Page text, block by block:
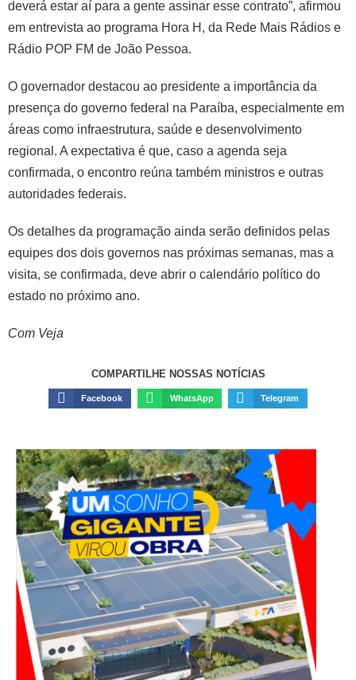
deverá estar aí para a gente assinar esse contrato”, afirmou
em entrevista ao programa Hora H, da Rede Mais Rádios e
Rádio POP FM de João Pessoa.
O governador destacou ao presidente a importância da
presença do governo federal na Paraíba, especialmente em
áreas como infraestrutura, saúde e desenvolvimento
regional. A expectativa é que, caso a agenda seja
confirmada, o encontro reúna também ministros e outras
autoridades federais.
Os detalhes da programação ainda serão definidos pelas
equipes dos dois governos nas próximas semanas, mas a
visita, se confirmada, deve abrir o calendário político do
estado no próximo ano.
Com Veja
COMPARTILHE NOSSAS NOTÍCIAS
Facebook WhatsApp Telegram